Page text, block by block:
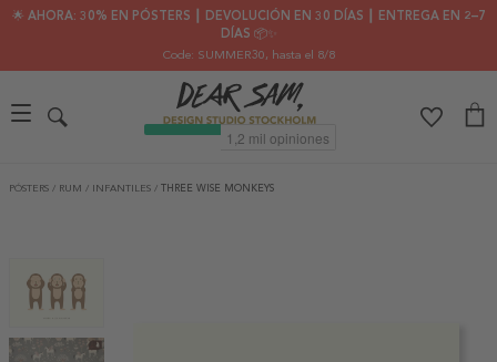
🌟 AHORA: 30% EN PÓSTERS ┃ DEVOLUCIÓN EN 30 DÍAS ┃ ENTREGA EN 2–7
DÍAS 📦✨
Code: SUMMER30, hasta el 8/8
PÓSTERS / RUM / INFANTILES / THREE WISE MONKEYS